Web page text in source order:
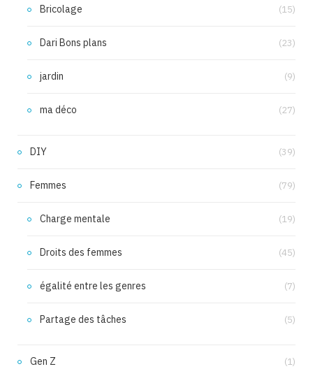
Bricolage (15)
Dari Bons plans (23)
jardin (9)
ma déco (27)
DIY (39)
Femmes (79)
Charge mentale (19)
Droits des femmes (45)
égalité entre les genres (7)
Partage des tâches (5)
Gen Z (1)